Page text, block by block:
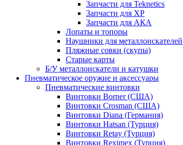
Запчасти для Teknetics
Запчасти для XP
Запчасти для АКА
Лопаты и топоры
Наушники для металлоискателей
Пляжные совки (скупы)
Старые карты
Б/У металлоискатели и катушки
Пневматическое оружие и аксессуары
Пневматические винтовки
Винтовки Borner (США)
Винтовки Crosman (США)
Винтовки Diana (Германия)
Винтовки Hatsan (Турция)
Винтовки Retay (Турция)
Винтовки Reximex (Турция)